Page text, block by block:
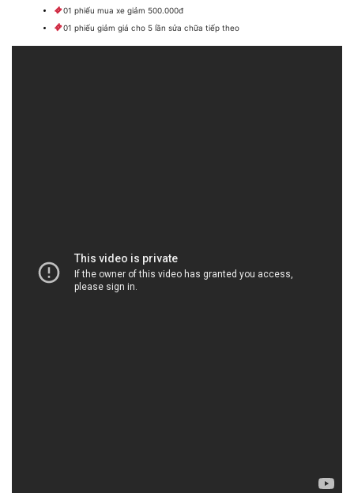
01 phiếu mua xe giảm 500.000đ
01 phiếu giảm giá cho 5 lần sửa chữa tiếp theo